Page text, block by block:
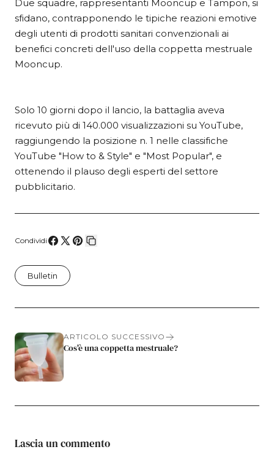
Due squadre, rappresentanti Mooncup e Tampon, si
sfidano, contrapponendo le tipiche reazioni emotive
degli utenti di prodotti sanitari convenzionali ai
benefici concreti dell'uso della coppetta mestruale
Mooncup.
Solo 10 giorni dopo il lancio, la battaglia aveva
ricevuto più di 140.000 visualizzazioni su YouTube,
raggiungendo la posizione n. 1 nelle classifiche
YouTube "How to & Style" e "Most Popular", e
ottenendo il plauso degli esperti del settore
pubblicitario.
Condividi
su
Facebook
su
X
Bulletin
ARTICOLO SUCCESSIVO
Cos'è una coppetta mestruale?
Lascia un commento